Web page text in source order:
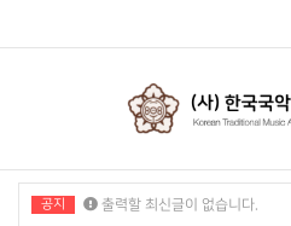
공지 출력할 최신글이 없습니다.